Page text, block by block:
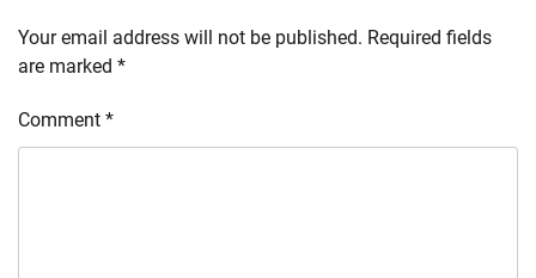
Your email address will not be published. Required fields
are marked *
Comment *